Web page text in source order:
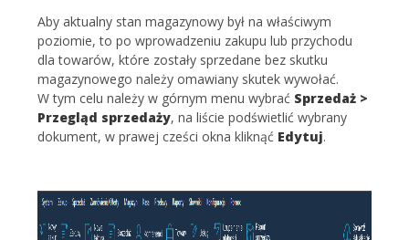
Aby aktualny stan magazynowy był na właściwym
poziomie, to po wprowadzeniu zakupu lub przychodu
dla towarów, które zostały sprzedane bez skutku
magazynowego należy omawiany skutek wywołać.
W tym celu należy w górnym menu wybrać Sprzedaż >
Przegląd sprzedaży, na liście podświetlić wybrany
dokument, w prawej cześci okna kliknąć Edytuj.